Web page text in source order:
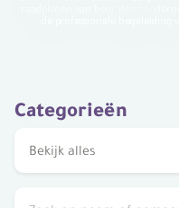
Categorieën